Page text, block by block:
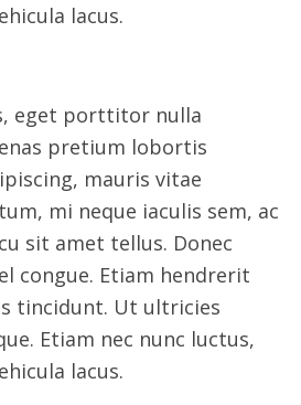
lacus.
eget porttitor nulla
pretium lobortis
mauris vitae
mi neque iaculis sem, ac
sit amet tellus. Donec
congue. Etiam hendrerit
tincidunt. Ut ultricies
Etiam nec nunc luctus,
lacus.